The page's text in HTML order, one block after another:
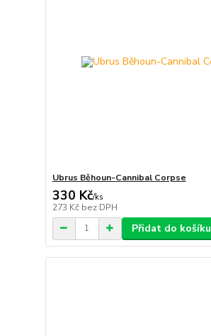
Ubrus Běhoun-Cannibal Corpse
330 Kč/ks
273 Kč bez DPH
Přidat do košíku